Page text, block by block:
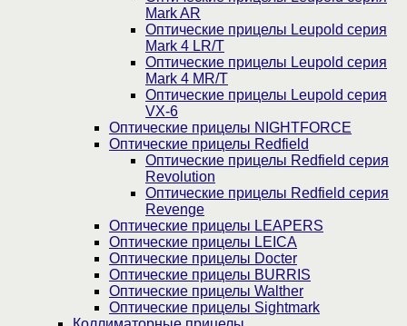
Mark AR
Оптические прицелы Leupold серия
Mark 4 LR/T
Оптические прицелы Leupold серия
Mark 4 MR/T
Оптические прицелы Leupold серия
VX-6
Оптические прицелы NIGHTFORCE
Оптические прицелы Redfield
Оптические прицелы Redfield серия
Revolution
Оптические прицелы Redfield серия
Revenge
Оптические прицелы LEAPERS
Оптические прицелы LEICA
Оптические прицелы Docter
Оптические прицелы BURRIS
Оптические прицелы Walther
Оптические прицелы Sightmark